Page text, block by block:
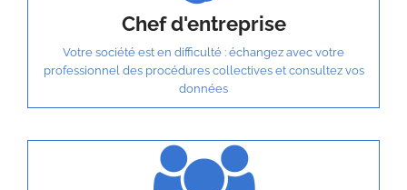
Chef d'entreprise
Votre société est en difficulté : échangez avec votre
professionnel des procédures collectives et consultez vos
données